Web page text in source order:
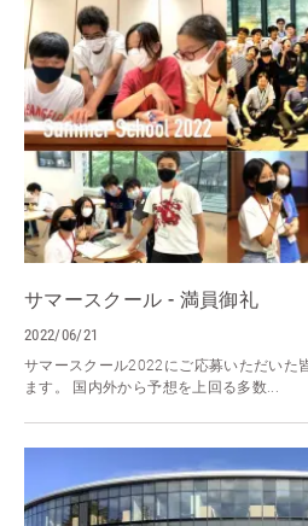
サマースクール - 満員御礼
2022/06/21
サマースクール2022にご応募いただいた
ます。 国内外から予想を上回る多数...